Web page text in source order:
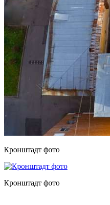
Кронштадт фото
Кронштадт фото